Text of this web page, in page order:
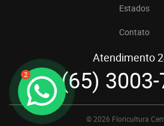
2
Estados
Contato
Atendimento
(65)
© 2026 Floricultura